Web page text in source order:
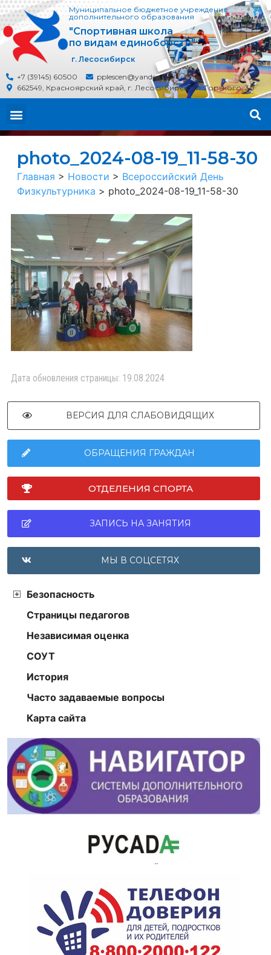
Муниципальное бюджетное учреждение
дополнительного образования
"Спортивная школа
по видам единоборств"
г. Лесосибирск
+7 (39145) 60500
pplescen@yandex.ru
662549, Красноярский край, г. Лесосибирск, ул. Горького, 30
photo_2024-08-19_11-58-30
Главная > Новости > Всероссийский День
Физкультурника > photo_2024-08-19_11-58-30
Дата обновления страницы: 19.08.2024
ВЕРСИЯ ДЛЯ СЛАБОВИДЯЩИХ
ОБРАЩЕНИЯ ГРАЖДАН
ОТДЕЛЕНИЯ СПОРТА
ЗАПИСЬ НА ЗАНЯТИЯ
МЫ В СОЦСЕТЯХ
Безопасность
Страницы педагогов
Независимая оценка
СОУТ
История
Часто задаваемые вопросы
Карта сайта